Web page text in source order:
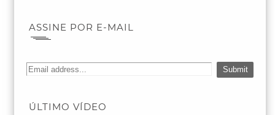
ASSINE POR E-MAIL
ÚLTIMO VÍDEO